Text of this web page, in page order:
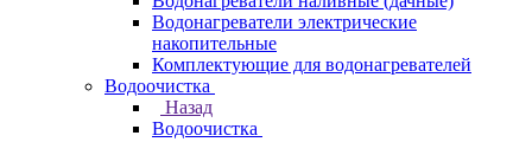
Водонагреватели электрические
накопительные
Комплектующие для водонагревателей
Водоочистка
Назад
Водоочистка